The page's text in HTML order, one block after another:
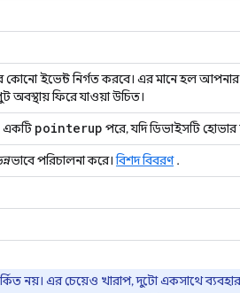
কোনো ইভেন্ট নির্গত করবে। এর মানে হল
অবস্থায় ফিরে যাওয়া উচিত।
একটি pointerup পরে, যদি ডিভাইসটি হোভার
পরিচালনা করে।বিশদ বিবরণ.
নয়। এর চেয়েও খারাপ, দুটো একসাথে